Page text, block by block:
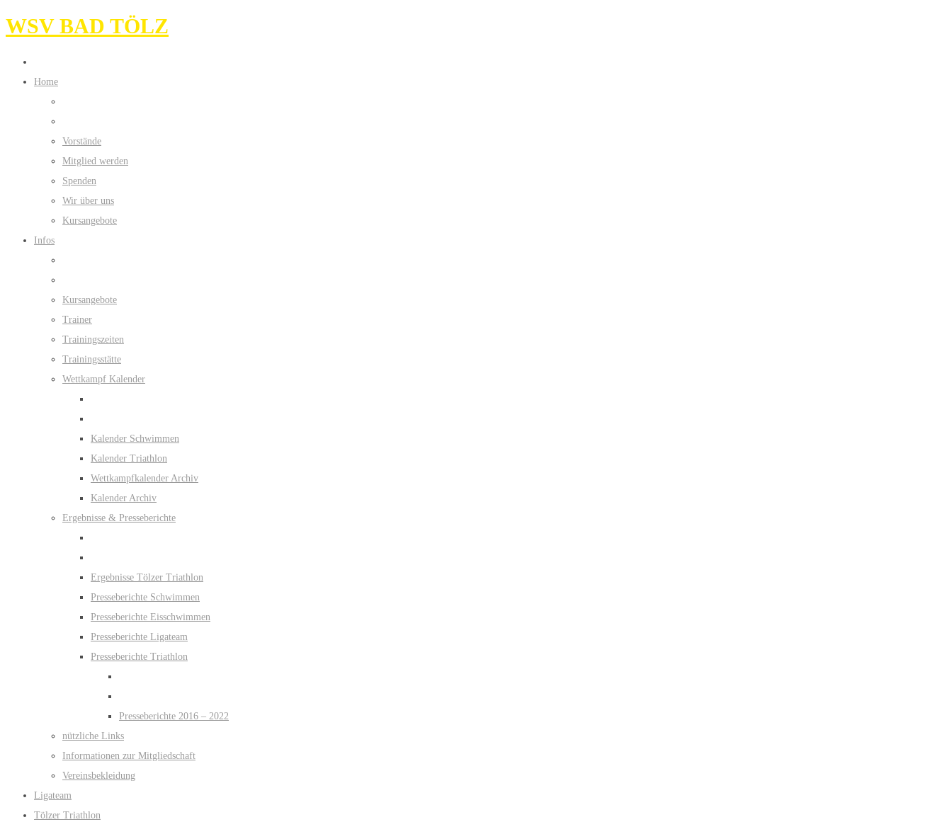
WSV BAD TÖLZ
Home
Vorstände
Mitglied werden
Spenden
Wir über uns
Kursangebote
Infos
Kursangebote
Trainer
Trainingszeiten
Trainingsstätte
Wettkampf Kalender
Kalender Schwimmen
Kalender Triathlon
Wettkampfkalender Archiv
Kalender Archiv
Ergebnisse & Presseberichte
Ergebnisse Tölzer Triathlon
Presseberichte Schwimmen
Presseberichte Eisschwimmen
Presseberichte Ligateam
Presseberichte Triathlon
Presseberichte 2016 – 2022
nützliche Links
Informationen zur Mitgliedschaft
Vereinsbekleidung
Ligateam
Tölzer Triathlon